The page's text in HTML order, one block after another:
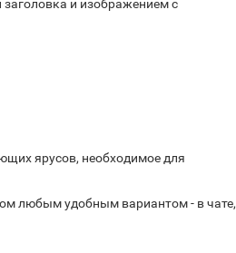
и изображением с
ярусов, необходимое для
любым удобным вариантом - в чате,